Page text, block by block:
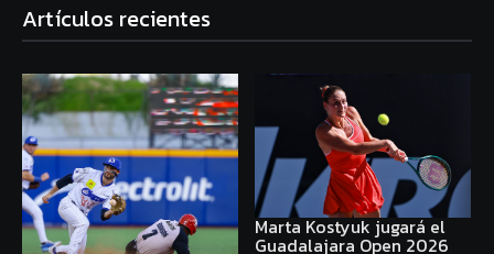
Artículos recientes
Marta Kostyuk jugará el
Guadalajara Open 2026